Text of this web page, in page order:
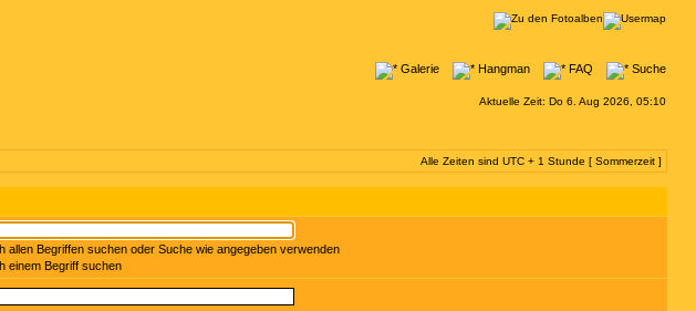
Galerie Hangman FAQ Suche
Aktuelle Zeit: Do 6. Aug 2026, 05:10
Alle Zeiten sind UTC + 1 Stunde [ Sommerzeit ]
allen Begriffen suchen oder Suche wie angegeben verwenden
einem Begriff suchen